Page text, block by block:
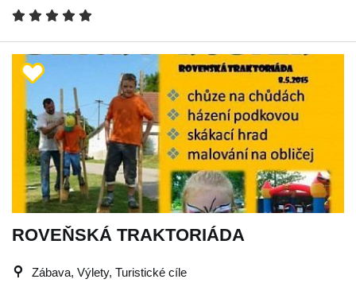
ROVEŇSKÁ TRAKTORIÁDA
Zábava, Výlety, Turistické cíle